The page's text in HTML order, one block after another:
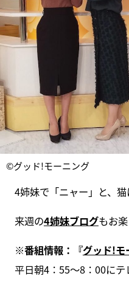
©グッド!モーニング
4姉妹で「ニャー」と、猫
来週の4姉妹ブログもお
※番組情報：『グッド!モ
平日朝4：55～8：00に